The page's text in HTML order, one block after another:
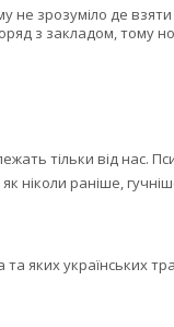
не зрозуміло де
з закладом, тому
тільки від нас.
ніколи раніше,
яких українських